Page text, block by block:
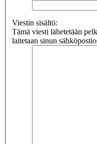
Viestin sisältö:
Tämä viesti lähetetään
laitetaan sinun